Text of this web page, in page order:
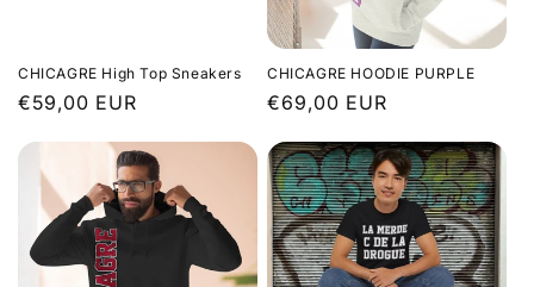
CHICAGRE High Top Sneakers
Prix
€59,00 EUR
CHICAGRE HOODIE PURPLE
Prix
€69,00 EUR